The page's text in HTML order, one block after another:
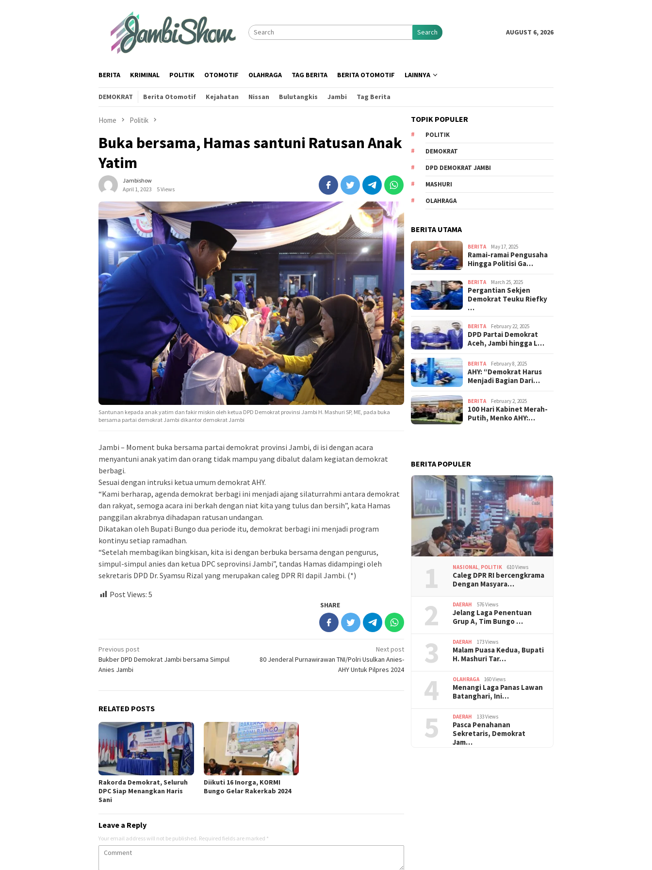
Search
AUGUST 6, 2026
BERITA KRIMINAL POLITIK OTOMOTIF OLAHRAGA TAG BERITA BERITA OTOMOTIF LAINNYA
DEMOKRAT Berita Otomotif Kejahatan Nissan Bulutangkis Jambi Tag Berita
Home Politik
Buka bersama, Hamas santuni Ratusan Anak
Yatim
Jambishow
April 1, 2023
5 Views
Santunan kepada anak yatim dan fakir miskin oleh ketua DPD Demokrat provinsi Jambi H. Mashuri SP, ME, pada buka
bersama partai demokrat Jambi dikantor demokrat Jambi
Jambi – Moment buka bersama partai demokrat provinsi Jambi, di isi dengan acara
menyantuni anak yatim dan orang tidak mampu yang dibalut dalam kegiatan demokrat
berbagi.
Sesuai dengan intruksi ketua umum demokrat AHY.
“Kami berharap, agenda demokrat berbagi ini menjadi ajang silaturrahmi antara demokrat
dan rakyat, semoga acara ini berkah dengan niat kita yang tulus dan bersih”, kata Hamas
panggilan akrabnya dihadapan ratusan undangan.
Dikatakan oleh Bupati Bungo dua periode itu, demokrat berbagi ini menjadi program
kontinyu setiap ramadhan.
“Setelah membagikan bingkisan, kita isi dengan berbuka bersama dengan pengurus,
simpul-simpul anies dan ketua DPC seprovinsi Jambi”, tandas Hamas didampingi oleh
sekretaris DPD Dr. Syamsu Rizal yang merupakan caleg DPR RI dapil Jambi. (*)
Post Views: 5
SHARE
Post
navigation
Previous post
Bukber DPD Demokrat Jambi bersama Simpul
Anies Jambi
Next post
80 Jenderal Purnawirawan TNI/Polri Usulkan Anies-
AHY Untuk Pilpres 2024
RELATED POSTS
Rakorda Demokrat, Seluruh
DPC Siap Menangkan Haris
Sani
Diikuti 16 Inorga, KORMI
Bungo Gelar Rakerkab 2024
Leave a Reply
Your email address will not be published. Required fields are marked *
TOPIK POPULER
POLITIK
DEMOKRAT
DPD DEMOKRAT JAMBI
MASHURI
OLAHRAGA
BERITA UTAMA
BERITA May 17, 2025
Ramai-ramai Pengusaha
Hingga Politisi Ga…
BERITA March 25, 2025
Pergantian Sekjen
Demokrat Teuku Riefky
…
BERITA February 22, 2025
DPD Partai Demokrat
Aceh, Jambi hingga L…
BERITA February 8, 2025
AHY: “Demokrat Harus
Menjadi Bagian Dari…
BERITA February 2, 2025
100 Hari Kabinet Merah-
Putih, Menko AHY:…
BERITA POPULER
1 NASIONAL, POLITIK 610 Views
Caleg DPR RI bercengkrama
Dengan Masyara…
2 DAERAH 576 Views
Jelang Laga Penentuan
Grup A, Tim Bungo …
3 DAERAH 173 Views
Malam Puasa Kedua, Bupati
H. Mashuri Tar…
4 OLAHRAGA 160 Views
Menangi Laga Panas Lawan
Batanghari, Ini…
5 DAERAH 133 Views
Pasca Penahanan
Sekretaris, Demokrat
Jam…